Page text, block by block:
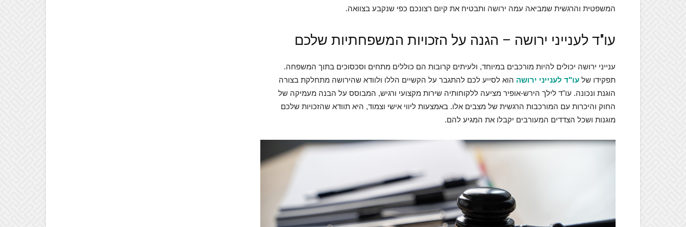
המשפטית והרגשית שמביאה עמה ירושה ותבטיח את קיום רצונכם כפי שנקבע בצוואה.
עו"ד לענייני ירושה – הגנה על הזכויות המשפחתיות שלכם
ענייני ירושה יכולים להיות מורכבים במיוחד, ולעיתים קרובות הם כוללים מתחים וסכסוכים בתוך המשפחה.
תפקידו של עו"ד לענייני ירושה הוא לסייע לכם להתגבר על הקשיים הללו ולוודא שהירושה מתחלקת בצורה
הוגנת ונכונה. עו"ד לילך הירש-אופיר מציעה ללקוחותיה שירות מקצועי ורגיש, המבוסס על הבנה מעמיקה של
החוק והיכרות עם המורכבות הרגשית של מצבים אלו. באמצעות ליווי אישי וצמוד, היא תוודא שהזכויות שלכם
מוגנות ושכל הצדדים המעורבים יקבלו את המגיע להם.